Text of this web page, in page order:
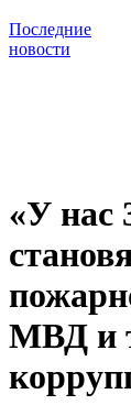
Последние
новости
«У нас
МВД и